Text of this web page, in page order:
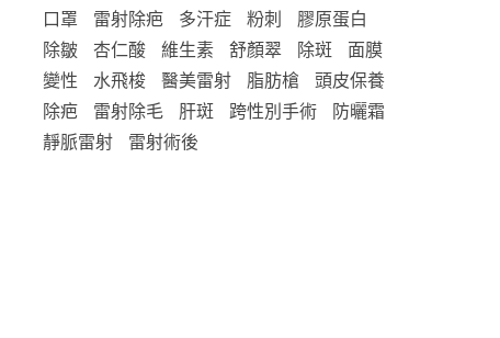
口罩
雷射除疤 多汗症 粉刺
膠原蛋白
除皺
杏仁酸 維生素 舒顏翠 除斑
面膜
變性
水飛梭 醫美雷射 脂肪槍
頭皮保養
除疤
雷射除毛 肝斑 跨性別手術
防曬霜
靜脈雷射
雷射術後